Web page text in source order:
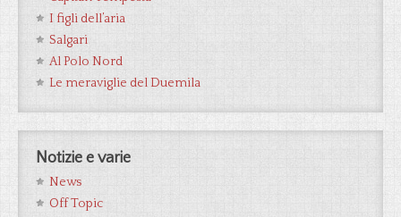
I figli dell’aria
Salgari
Al Polo Nord
Le meraviglie del Duemila
Notizie e varie
News
Off Topic